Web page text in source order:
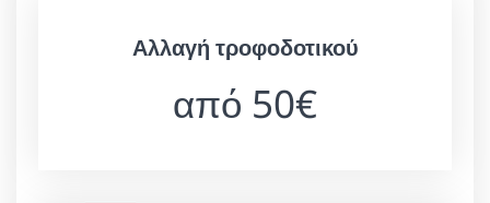
Αλλαγή τροφοδοτικού
από 50€